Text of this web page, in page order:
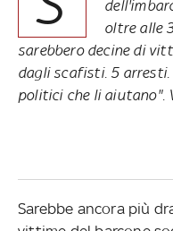
oltre alle
sarebbero decine di
dagli scafisti. 5 arresti.
politici che li aiutano".
Sarebbe ancora più